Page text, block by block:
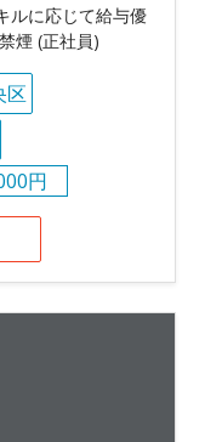
ルに応じて給与優
煙 (正社員)
区
円